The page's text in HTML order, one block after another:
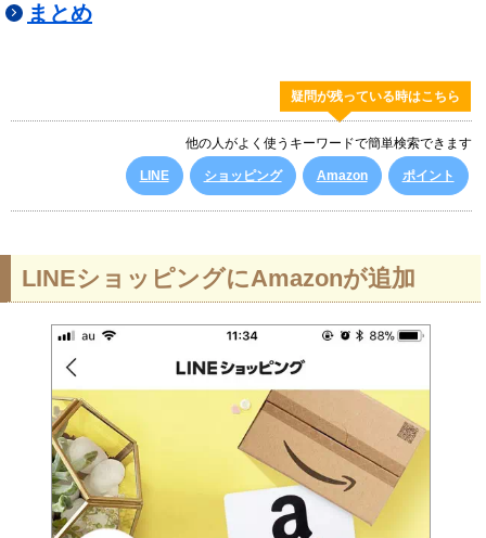
まとめ
疑問が残っている時はこちら
他の人がよく使うキーワードで簡単検索できます
LINE ショッピング Amazon ポイント
LINEショッピングにAmazonが追加